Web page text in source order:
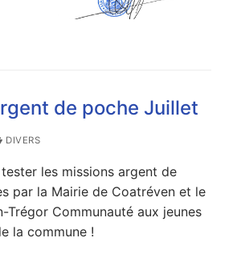
de poche Juillet
DIVERS
les missions argent de
par la Mairie de Coatréven et le
Trégor Communauté aux jeunes
la commune !